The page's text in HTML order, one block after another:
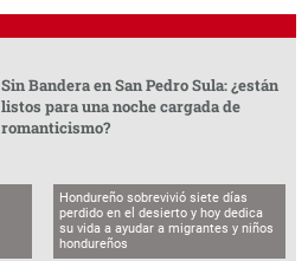
Sin Bandera en San Pedro Sula: ¿están
listos para una noche cargada de
romanticismo?
Hondureño sobrevivió siete días
perdido en el desierto y hoy dedica
su vida a ayudar a migrantes y niños
hondureños